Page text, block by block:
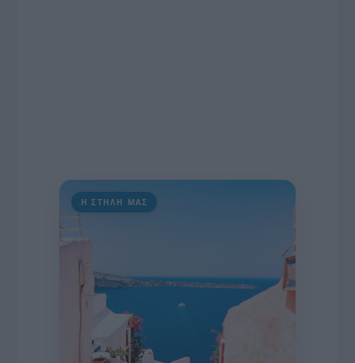
Η ΣΤΗΛΗ ΜΑΣ